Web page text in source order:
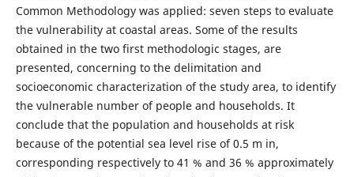
Common Methodology was applied: seven steps to evaluate
the vulnerability at coastal areas. Some of the results
obtained in the two first methodologic stages, are
presented, concerning to the delimitation and
socioeconomic characterization of the study area, to identify
the vulnerable number of people and households. It
conclude that the population and households at risk
because of the potential sea level rise of 0.5 m in,
corresponding respectively to 41 % and 36 % approximately